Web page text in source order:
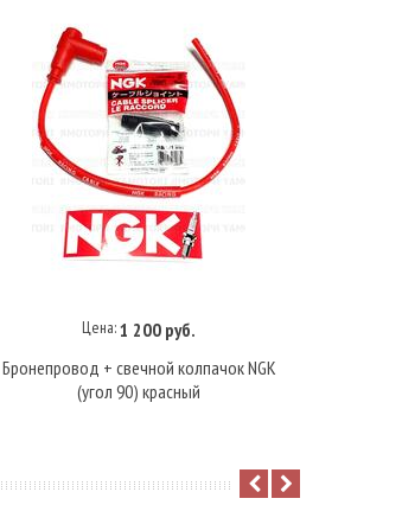
В корзину
Цена:1 200 руб.
Бронепровод + свечной колпачок NGK
(угол 90) красный